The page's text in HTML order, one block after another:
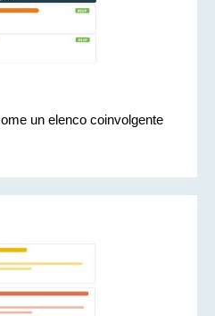
un elenco coinvolgente